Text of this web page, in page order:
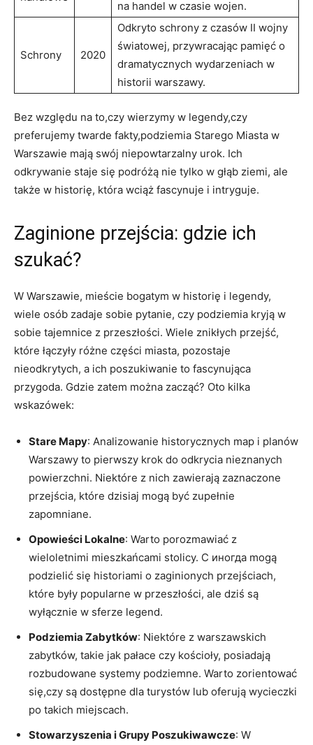
na handel w czasie wojen.
Schrony 2020
Odkryto schrony z czasów II wojny
światowej, przywracając pamięć o
dramatycznych wydarzeniach w
historii warszawy.
Bez względu na to,czy wierzymy w legendy,czy
preferujemy twarde fakty,podziemia Starego Miasta w
Warszawie mają swój niepowtarzalny urok. Ich
odkrywanie staje się podróżą nie tylko w głąb ziemi, ale
także w historię, która wciąż fascynuje i intryguje.
Zaginione przejścia: gdzie ich
szukać?
W Warszawie, mieście bogatym w historię i legendy,
wiele osób zadaje sobie pytanie, czy podziemia kryją w
sobie tajemnice z przeszłości. Wiele znikłych przejść,
które łączyły różne części miasta, pozostaje
nieodkrytych, a ich poszukiwanie to fascynująca
przygoda. Gdzie zatem można zacząć? Oto kilka
wskazówek:
Stare Mapy: Analizowanie historycznych map i planów
Warszawy to pierwszy krok do odkrycia nieznanych
powierzchni. Niektóre z nich zawierają zaznaczone
przejścia, które dzisiaj mogą być zupełnie
zapomniane.
Opowieści Lokalne: Warto porozmawiać z
wieloletnimi mieszkańcami stolicy. C иногда mogą
podzielić się historiami o zaginionych przejściach,
które były popularne w przeszłości, ale dziś są
wyłącznie w sferze legend.
Podziemia Zabytków: Niektóre z warszawskich
zabytków, takie jak pałace czy kościoły, posiadają
rozbudowane systemy podziemne. Warto zorientować
się,czy są dostępne dla turystów lub oferują wycieczki
po takich miejscach.
Stowarzyszenia i Grupy Poszukiwawcze: W